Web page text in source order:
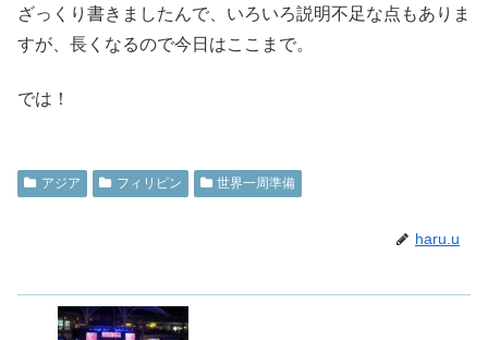
ざっくり書きましたんで、いろいろ説明不足な点もありま
すが、長くなるので今日はここまで。
では！
アジア フィリピン 世界一周準備
haru.u